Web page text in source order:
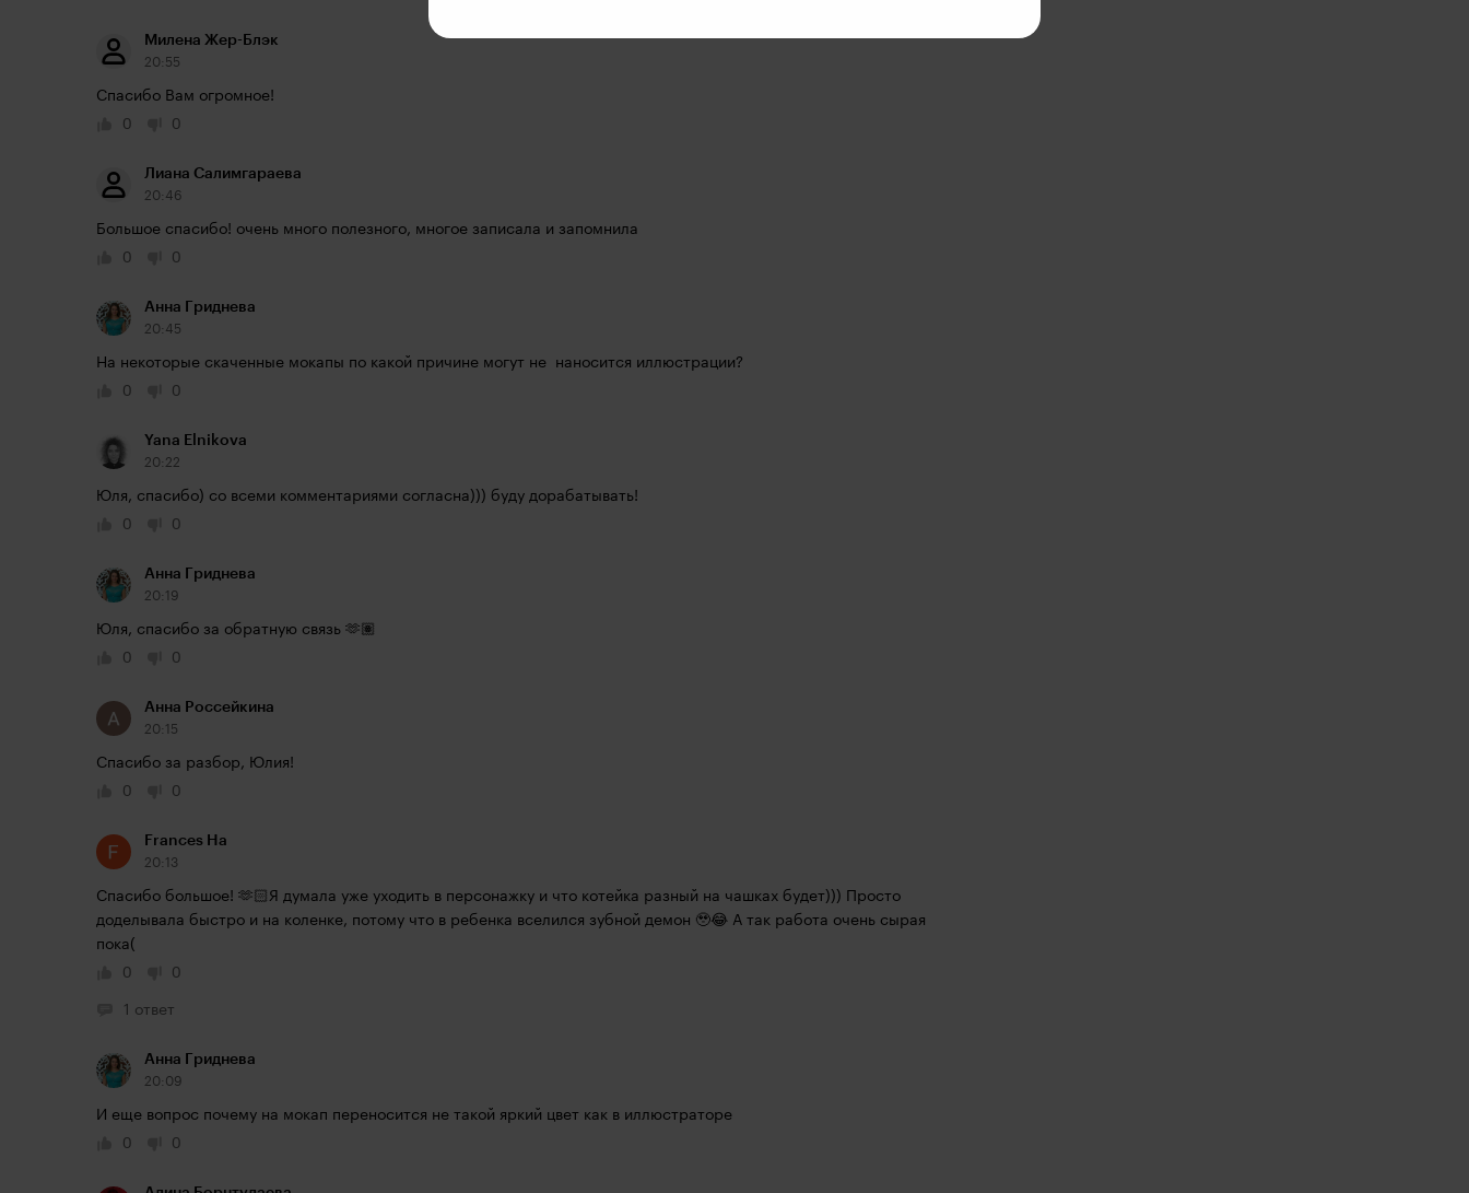
Милена Жер-Блэк
20:55
Спасибо Вам огромное!
0
0
Лиана Салимгараева
20:46
Большое спасибо! очень много полезного, многое записала и запомнила
0
0
Анна Гриднева
20:45
На некоторые скаченные мокапы по какой причине могут не  наносится иллюстрации?
0
0
Yana Elnikova
20:22
Юля, спасибо) со всеми комментариями согласна))) буду дорабатывать!
0
0
Анна Гриднева
20:19
Юля, спасибо за обратную связь 🫶🏽
0
0
Анна Россейкина
20:15
Спасибо за разбор, Юлия!
0
0
Frances Ha
20:13
Спасибо большое! 🫶🏻Я думала уже уходить в персонажку и что котейка разный на чашках будет))) Просто
доделывала быстро и на коленке, потому что в ребенка вселился зубной демон 🥹😂 А так работа очень сырая
пока(
0
0
1 ответ
Анна Гриднева
20:09
И еще вопрос почему на мокап переносится не такой яркий цвет как в иллюстраторе
0
0